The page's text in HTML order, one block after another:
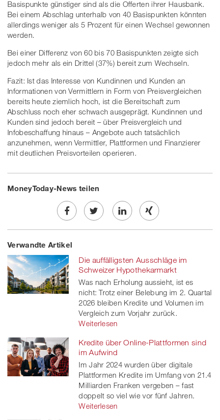
Basispunkte günstiger sind als die Offerten ihrer Hausbank.
Bei einem Abschlag unterhalb von 40 Basispunkten könnten
allerdings weniger als 5 Prozent für einen Wechsel gewonnen
werden.
Bei einer Differenz von 60 bis 70 Basispunkten zeigte sich
jedoch mehr als ein Drittel (37%) bereit zum Wechseln.
Fazit: Ist das Interesse von Kundinnen und Kunden an
Informationen von Vermittlern in Form von Preisvergleichen
bereits heute ziemlich hoch, ist die Bereitschaft zum
Abschluss noch eher schwach ausgeprägt. Kundinnen und
Kunden sind jedoch bereit – über Preisvergleich und
Infobeschaffung hinaus – Angebote auch tatsächlich
anzunehmen, wenn Vermittler, Plattformen und Finanzierer
mit deutlichen Preisvorteilen operieren.
MoneyToday-News teilen
Share
on
Facebook
Twe
on
twitt
er
Share
linkedin
Share
Xing
Verwandte Artikel
Die auffälligsten Ausschläge im
Schweizer Hypothekarmarkt
Was nach Erholung aussieht, ist es
nicht: Trotz einer Belebung im 2. Quartal
2026 bleiben Kredite und Volumen im
Vergleich zum Vorjahr zurück.
Weiterlesen
Kredite über Online-Plattformen sind
im Aufwind
Im Jahr 2024 wurden über digitale
Plattformen Kredite im Umfang von 21.4
Milliarden Franken vergeben – fast
doppelt so viel wie vor fünf Jahren.
Weiterlesen